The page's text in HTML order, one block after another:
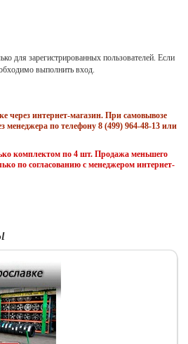
для зарегистрированных пользователей. Если
выполнить вход.
через интернет-магазин. При самовывозе
менеджера по телефону 8 (499) 964-48-13 или
комплектом по 4 шт. Продажа меньшего
по согласованию с менеджером интернет-